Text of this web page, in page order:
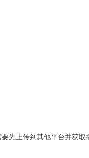
先上传到其他平台并获取